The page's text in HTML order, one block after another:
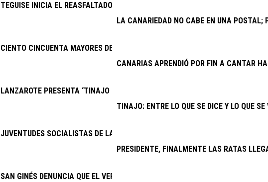
TEGUISE INICIA EL REASFALTADO DE VARIAS CALLES DE LOS COCOTEROS
CIENTO CINCUENTA MAYORES DE YAIZA FESTEJAN EL DÍA DEL ABUELO
LANZAROTE PRESENTA ‘TINAJO PARA TODOS’, EL PRIMER EQUIPO
JUVENTUDES SOCIALISTAS DE LANZAROTE Y LA GRACIOSA: “LAS BECAS DEL
SAN GINÉS DENUNCIA QUE EL VERANO JOVEN VUELVE A DISCRIMINAR A
LA CANARIEDAD NO CABE EN UNA POSTAL;
CANARIAS APRENDIÓ POR FIN A CANTAR
TINAJO: ENTRE LO QUE SE DICE Y LO QUE
PRESIDENTE, FINALMENTE LAS RATAS